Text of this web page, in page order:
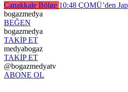
Çanakkale Bölge 10:48 ÇOMÜ’den
bogazmedya
BEĞEN
bogazmedya
TAKİP ET
medyabogaz
TAKİP ET
@bogazmedyatv
ABONE OL